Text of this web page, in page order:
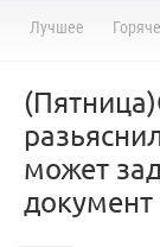
Лучшее
может
документ